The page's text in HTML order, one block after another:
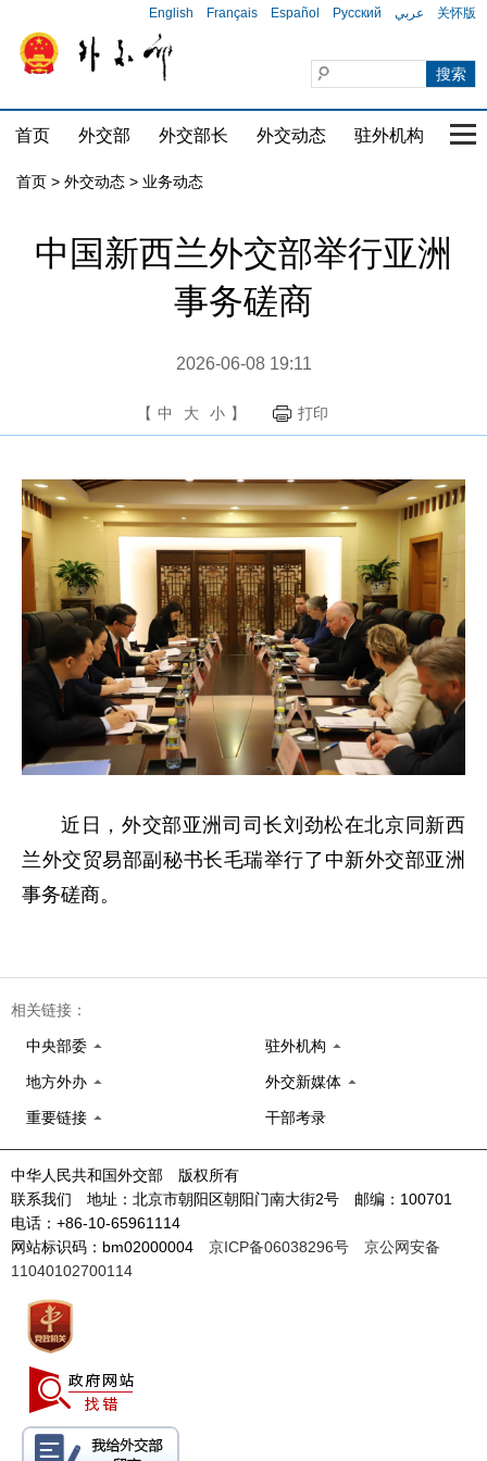
English Français Español Русский عربي 关怀版
首页 外交部 外交部长 外交动态 驻外机构 国
首页 > 外交动态 > 业务动态
中国新西兰外交部举行亚洲
事务磋商
2026-06-08 19:11
【 中 大 小 】 打印
近日，外交部亚洲司司长刘劲松在北京同新西
兰外交贸易部副秘书长毛瑞举行了中新外交部亚洲
事务磋商。
相关链接：
中央部委 驻外机构
地方外办 外交新媒体
重要链接 干部考录
中华人民共和国外交部 版权所有
联系我们 地址：北京市朝阳区朝阳门南大街2号 邮编：100701
电话：+86-10-65961114
网站标识码：bm02000004 京ICP备06038296号
京公网安备
11040102700114